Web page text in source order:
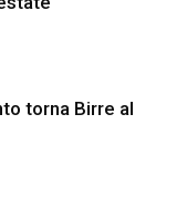
torna Birre al